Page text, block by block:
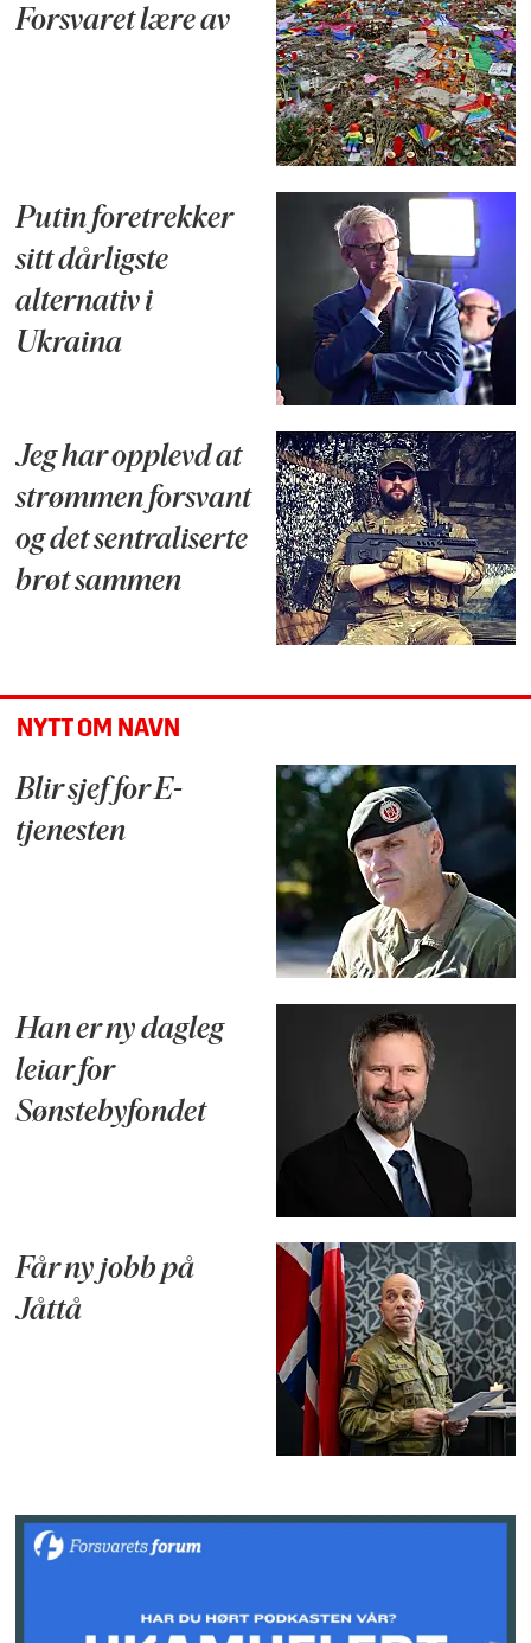
Forsvaret lære av
Putin foretrekker
sitt dårligste
alternativ i
Ukraina
Jeg har opplevd at
strømmen forsvant
og det sentraliserte
brøt sammen
NYTT OM NAVN
Blir sjef for E-
tjenesten
Han er ny dagleg
leiar for
Sønstebyfondet
Får ny jobb på
Jåttå